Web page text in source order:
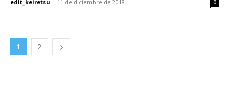
edit_keiretsu - 11 de diciembre de 2018 0
1 2